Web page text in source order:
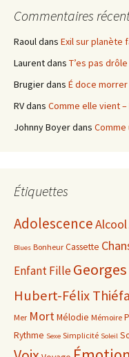
Commentaires
Raouldans Exil sur planète
Laurentdans T’es pas
Brugierdans É doce morrer
RVdans Comme elle vient –
Johnny Boyerdans Comme
Étiquettes
AdolescenceAlcool
Blues Bonheur Cassette
EnfantFille
Hubert-Félix
Mer MortMélodie Mémoire
Rythme Sexe Simplicité Soleil